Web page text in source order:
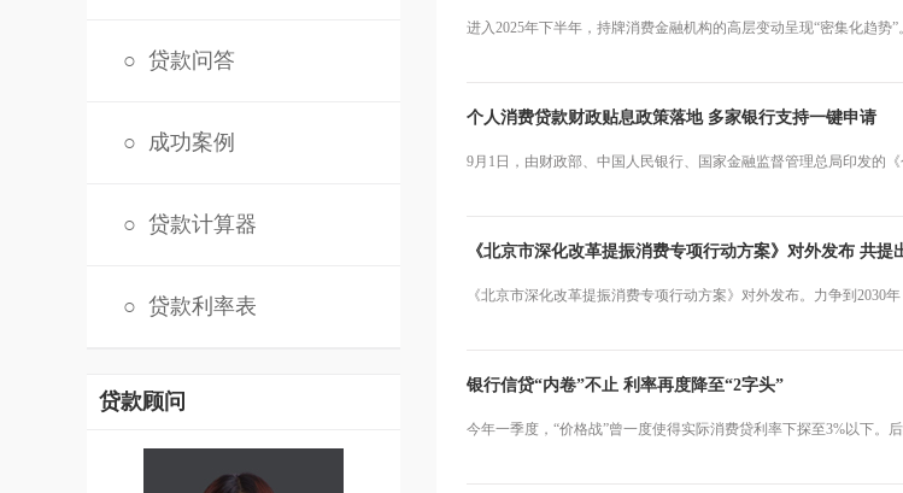
○ 贷款问答
○ 成功案例
○ 贷款计算器
○ 贷款利率表
贷款顾问
进入2025年下半年，持牌消费金融机构的高层变动呈现“密集化趋
个人消费贷款财政贴息政策落地 多家银行支持一键申请
9月1日，由财政部、中国人民银行、国家金融监督管理总局印发的
《北京市深化改革提振消费专项行动方案》对外发布 共提
《北京市深化改革提振消费专项行动方案》对外发布。力争到2030
银行信贷“内卷”不止 利率再度降至“2字头”
今年一季度，“价格战”曾一度使得实际消费贷利率下探至3%以下。